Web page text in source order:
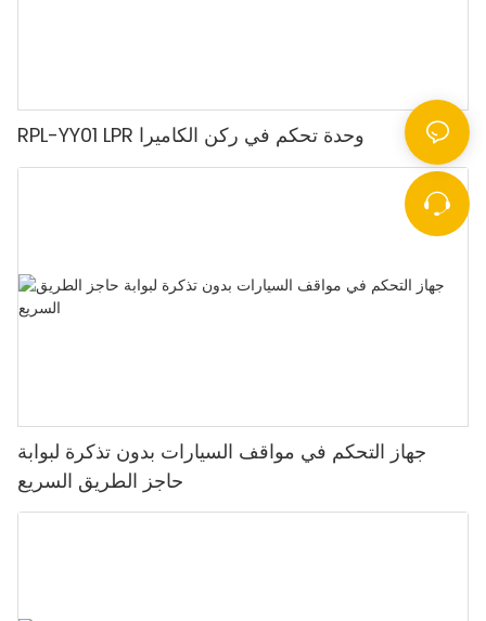
RPL-YY01 LPR وحدة تحكم في ركن الكاميرا
جهاز التحكم في مواقف السيارات بدون تذكرة لبوابة
حاجز الطريق السريع